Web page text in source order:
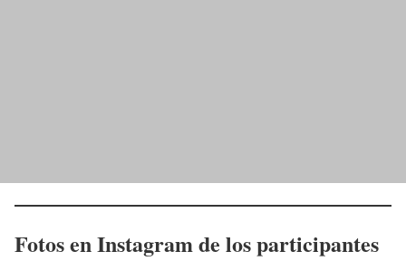
Fotos en Instagram de los participantes